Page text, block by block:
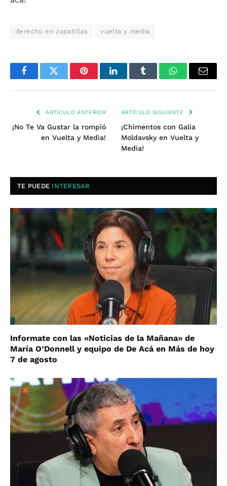
derecho en zapatillas vuelta y media
FacebookTwitter PinterestLinkedInTumblr WhatsAppEmail
ARTÍCULO ANTERIOR
¡No Te Va Gustar la rompió
en Vuelta y Media!
ARTÍCULO SIGUIENTE
¡Chimentos con Galia
Moldavsky en Vuelta y
Media!
TE PUEDE INTERESAR
Informate con las «Noticias de la Mañana» de
María O’Donnell y equipo de De Acá en Más de hoy
7 de agosto